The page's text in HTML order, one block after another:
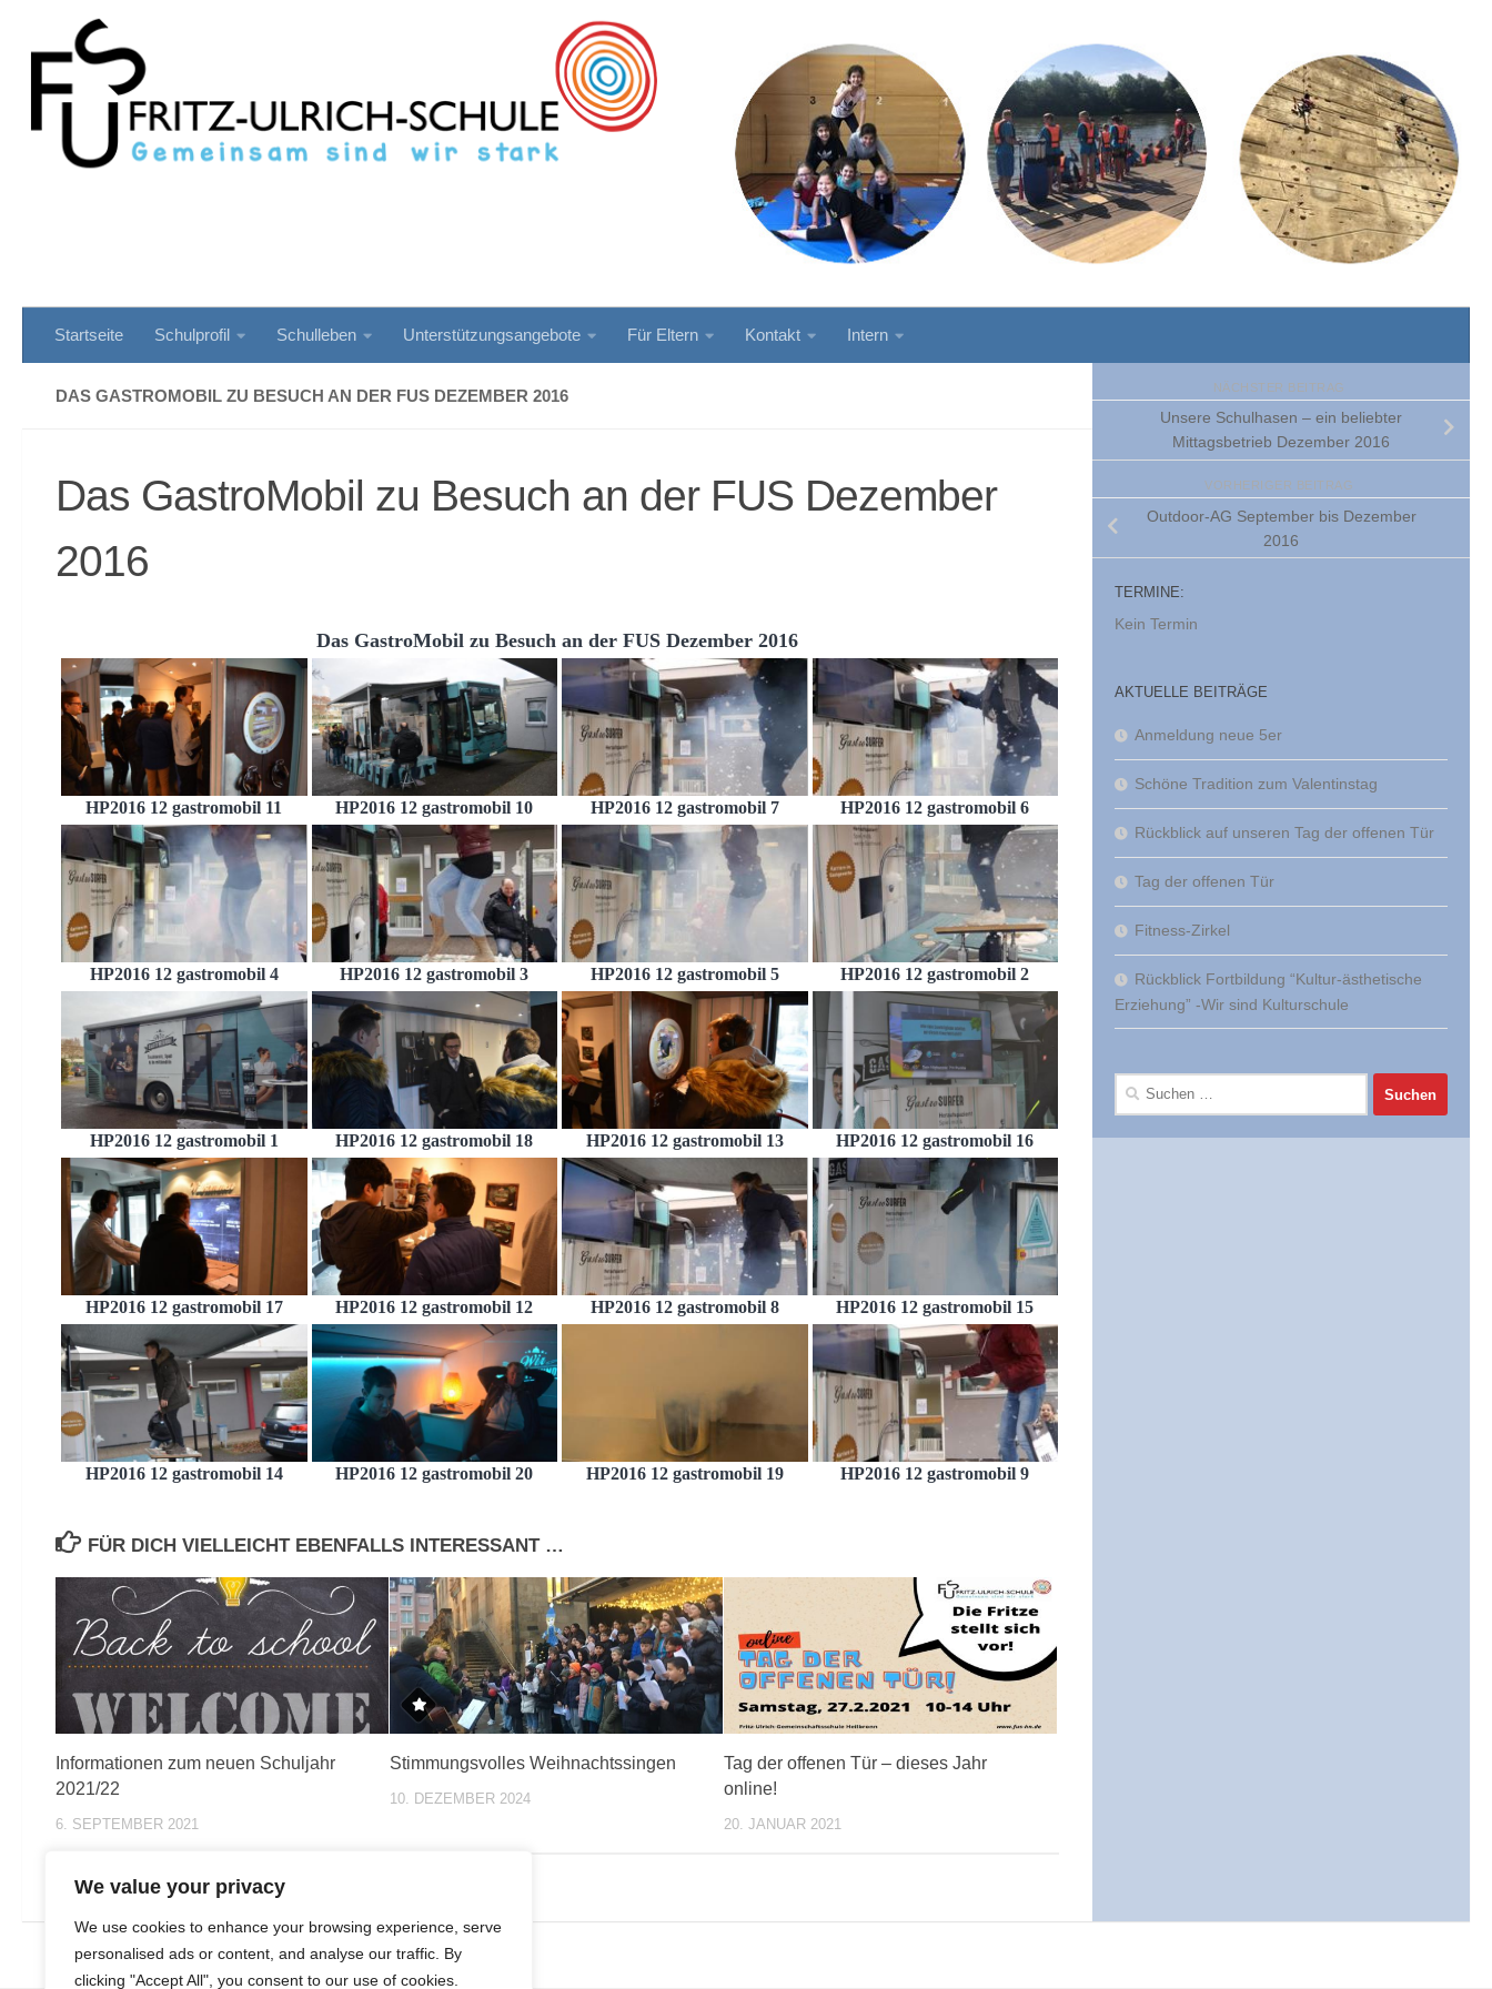
We value your privacy
We use cookies to enhance your browsing experience, serve
personalised ads or content, and analyse our traffic. By
clicking "Accept All", you consent to our use of cookies.
Zum Inhalt springen
Startseite Schulprofil Schulleben Unterstützungsangebote Für Eltern Kontakt Intern
DAS GASTROMOBIL ZU BESUCH AN DER FUS DEZEMBER 2016
Das GastroMobil zu Besuch an der FUS Dezember
2016
Das GastroMobil zu Besuch an der FUS Dezember 2016
HP2016 12 gastromobil 11 HP2016 12 gastromobil 10 HP2016 12 gastromobil 7 HP2016 12 gastromobil 6
HP2016 12 gastromobil 4 HP2016 12 gastromobil 3 HP2016 12 gastromobil 5 HP2016 12 gastromobil 2
HP2016 12 gastromobil 1 HP2016 12 gastromobil 18 HP2016 12 gastromobil 13 HP2016 12 gastromobil 16
HP2016 12 gastromobil 17 HP2016 12 gastromobil 12 HP2016 12 gastromobil 8 HP2016 12 gastromobil 15
HP2016 12 gastromobil 14 HP2016 12 gastromobil 20 HP2016 12 gastromobil 19 HP2016 12 gastromobil 9
FÜR DICH VIELLEICHT EBENFALLS INTERESSANT …
Informationen zum neuen Schuljahr
2021/22
6. SEPTEMBER 2021
Stimmungsvolles Weihnachtssingen
10. DEZEMBER 2024
Tag der offenen Tür – dieses Jahr
online!
20. JANUAR 2021
NÄCHSTER BEITRAG
Unsere Schulhasen – ein beliebter
Mittagsbetrieb Dezember 2016
VORHERIGER BEITRAG
Outdoor-AG September bis Dezember
2016
TERMINE:
Kein Termin
AKTUELLE BEITRÄGE
Anmeldung neue 5er
Schöne Tradition zum Valentinstag
Rückblick auf unseren Tag der offenen Tür
Tag der offenen Tür
Fitness-Zirkel
Rückblick Fortbildung “Kultur-ästhetische
Erziehung” -Wir sind Kulturschule
Suchen